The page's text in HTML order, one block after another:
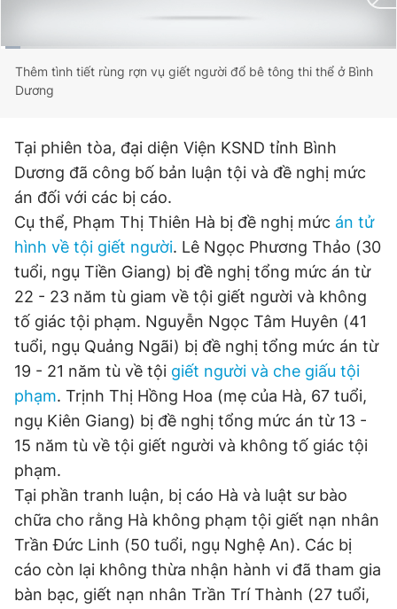
Liên hệ quảng cáo
Đặt báo Quảng cáo
Phó tổng biên tập: Lâm Hiếu Dũng
Phó tổng biên tập: Trần Việt Hưng
Tổng thư ký tòa soạn: Đức Trung
Giấy phép xuất bản số 110/GP - BTTTT cấp ngày 24.3.2020
© 2003-2026 Bản quyền thuộc về Báo Thanh Niên. Cấm sao
chép dưới mọi hình thức nếu không có sự chấp thuận bằng văn
bản. Phát triển bởi ePi Technologies, JSC.
Time
Thêm tình tiết rùng rợn vụ giết người đổ bê tông thi thể ở Bình
Dương
Tại phiên tòa, đại diện Viện KSND tỉnh Bình
Dương đã công bố bản luận tội và đề nghị mức
án đối với các bị cáo.
Cụ thể, Phạm Thị Thiên Hà bị đề nghị mức án tử
hình về tội giết người. Lê Ngọc Phương Thảo (30
tuổi, ngụ Tiền Giang) bị đề nghị tổng mức án từ
22 - 23 năm tù giam về tội giết người và không
tố giác tội phạm. Nguyễn Ngọc Tâm Huyên (41
tuổi, ngụ Quảng Ngãi) bị đề nghị tổng mức án từ
19 - 21 năm tù về tội giết người và che giấu tội
phạm. Trịnh Thị Hồng Hoa (mẹ của Hà, 67 tuổi,
ngụ Kiên Giang) bị đề nghị tổng mức án từ 13 -
15 năm tù về tội giết người và không tố giác tội
phạm.
Tại phần tranh luận, bị cáo Hà và luật sư bào
chữa cho rằng Hà không phạm tội giết nạn nhân
Trần Đức Linh (50 tuổi, ngụ Nghệ An). Các bị
cáo còn lại không thừa nhận hành vi đã tham gia
bàn bạc, giết nạn nhân Trần Trí Thành (27 tuổi,